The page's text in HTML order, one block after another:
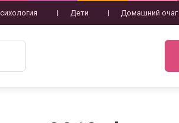
Дети Домашний очаг